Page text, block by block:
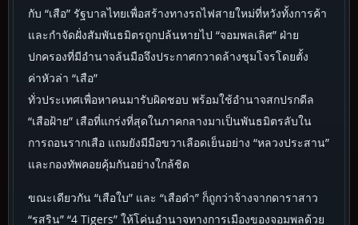
กับ “เสือ” รัฐบาลไทยเพื่อสร้างทางรถไฟสายใหม่ที่หวังทั้งการค้า
และกำจัดฝั่งสัมพันธมิตรถูกปล้นหายไป “จอมพลเลิศ” ฝ่าย
ปกครองที่มีอำนาจล้นมือจึงประกาศกวาดล้างชุมโจรโดยตั้ง
ค่าหัวล่า “เสือ”
ทั่วประเทศเพื่อหาคนมารับผิดชอบ พร้อมใช้อำนาจสกปรกดีล
“เสือฝ้าย” เสือที่แกร่งที่สุดในภาคกลางมาเป็นพันธมิตรลับใน
การถอนรากเสือ แถมยังมีมือขวาเลือดเย็นอย่าง “หลวงประสาน”
และกองทัพคอยคุ้มกันอย่างใกล้ชิด
ขณะเดียวกัน “เสือใบ” และ “เสือดำ” ก็ถูกว่าจ้างจากดาราสาว
“รสริน” “4 Tigers” ให้โค่นอำนาจทางการเมืองของจอมพลด้วย